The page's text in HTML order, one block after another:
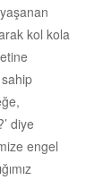
kol kola
diye
engel